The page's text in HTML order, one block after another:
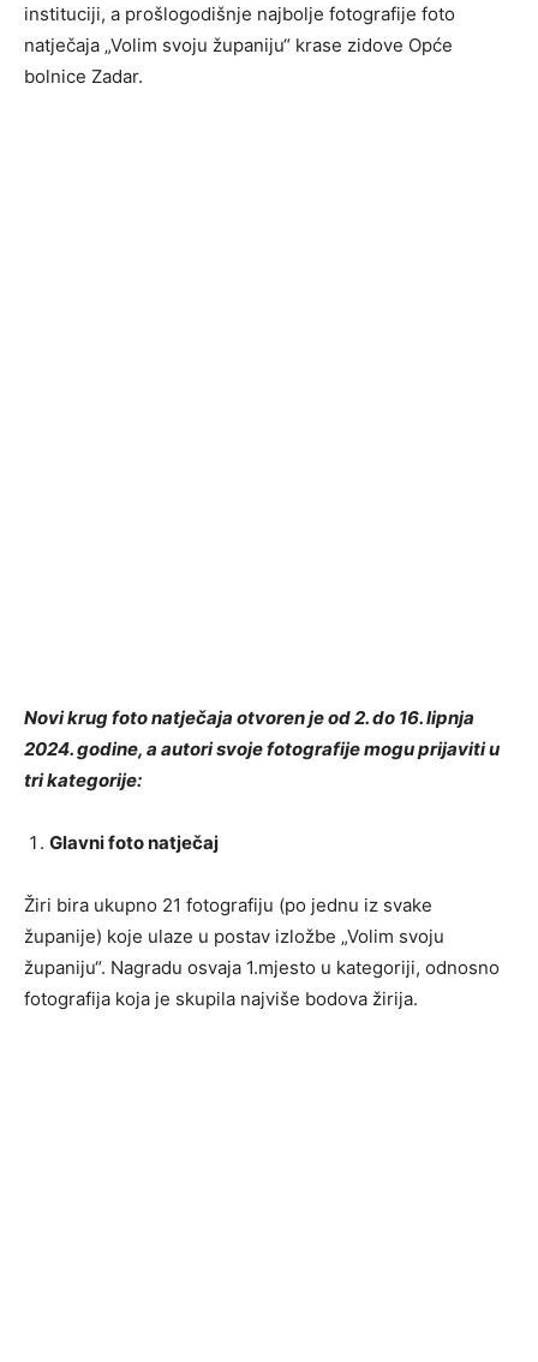
instituciji, a prošlogodišnje najbolje fotografije foto
natječaja „Volim svoju županiju“ krase zidove Opće
bolnice Zadar.
Novi krug foto natječaja otvoren je od 2. do 16. lipnja
2024. godine, a autori svoje fotografije mogu prijaviti u
tri kategorije:
Glavni foto natječaj
Žiri bira ukupno 21 fotografiju (po jednu iz svake
županije) koje ulaze u postav izložbe „Volim svoju
županiju“. Nagradu osvaja 1.mjesto u kategoriji, odnosno
fotografija koja je skupila najviše bodova žirija.